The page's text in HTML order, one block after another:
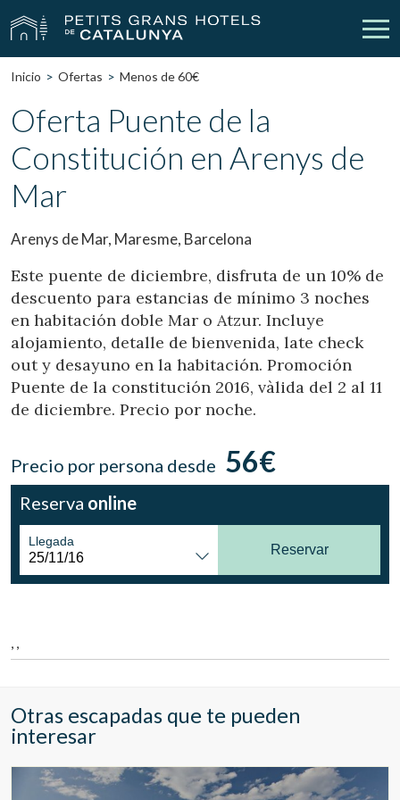
Nuestros Hoteles
Bodas Empresas
Cheques Regalo
Contacto
vpn_key Iniciar sesión person Crear cuenta
Ubicación/nombre del hotel
Inicio Ofertas Menos de 60€
Oferta Puente de la
Constitución en Arenys de
Mar
Arenys de Mar, Maresme, Barcelona
Este puente de diciembre, disfruta de un 10% de
descuento para estancias de mínimo 3 noches
en habitación doble Mar o Atzur. Incluye
alojamiento, detalle de bienvenida, late check
out y desayuno en la habitación. Promoción
Puente de la constitución 2016, vàlida del 2 al 11
de diciembre. Precio por noche.
Precio por persona desde 56€
Reserva online
Llegada
Reservar
, ,
Otras escapadas que te pueden
interesar